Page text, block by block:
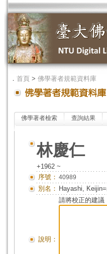
． 首頁 > 佛學著者規範資料庫
佛學著者檢索 查詢結果
林慶仁
+1962 ~
序號： 40989
別名： Hayashi,
說明：
請將校正的建議